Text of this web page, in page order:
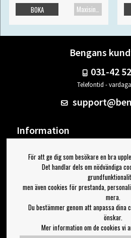
Maxisingel
BOKA
Bengans
031-42
Telefontid -
Information
Om Bengans
FAQ / Köp- & Leveransvillkor
Jag vill ha tips
Inställningar för
För att ge dig som besökare en bra
Det handlar dels om nödvändiga
men även cookies för prestanda,
mera.
Du bestämmer genom att anpassa dina
önskar.
Mer information om de cookies vi